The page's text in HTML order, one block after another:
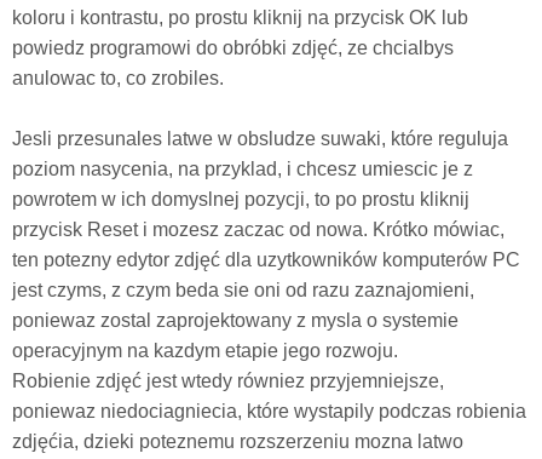
koloru i kontrastu, po prostu kliknij na przycisk OK lub
powiedz programowi do obróbki zdjęć, ze chcialbys
anulowac to, co zrobiles.
Jesli przesunales latwe w obsludze suwaki, które reguluja
poziom nasycenia, na przyklad, i chcesz umiescic je z
powrotem w ich domyslnej pozycji, to po prostu kliknij
przycisk Reset i mozesz zaczac od nowa. Krótko mówiac,
ten potezny edytor zdjęć dla uzytkowników komputerów PC
jest czyms, z czym beda sie oni od razu zaznajomieni,
poniewaz zostal zaprojektowany z mysla o systemie
operacyjnym na kazdym etapie jego rozwoju.
Robienie zdjęć jest wtedy równiez przyjemniejsze,
poniewaz niedociagniecia, które wystapily podczas robienia
zdjęćia, dzieki poteznemu rozszerzeniu mozna latwo